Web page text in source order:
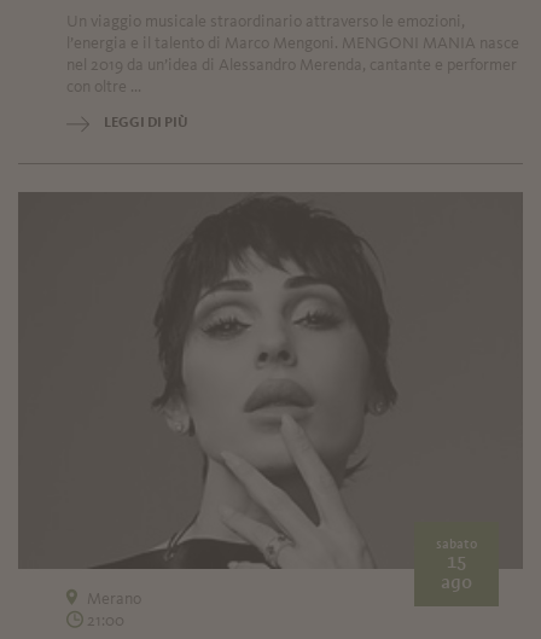
Un viaggio musicale straordinario attraverso le emozioni,
l’energia e il talento di Marco Mengoni. MENGONI MANIA nasce
nel 2019 da un’idea di Alessandro Merenda, cantante e performer
con oltre ...
LEGGI DI PIÙ
sabato
15
ago
Merano
21:00